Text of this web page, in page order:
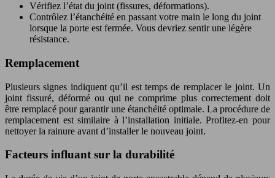
Vérifiez l’état du joint (fissures, déformations).
Contrôlez l’étanchéité en passant votre main le long du joint
lorsque la porte est fermée. Vous devriez sentir une légère
résistance.
Remplacement
Plusieurs signes indiquent qu’il est temps de remplacer le joint. Un
joint fissuré, déformé ou qui ne comprime plus correctement doit
être remplacé pour garantir une étanchéité optimale. La procédure de
remplacement est similaire à l’installation initiale. Profitez-en pour
nettoyer la rainure avant d’installer le nouveau joint.
Facteurs influant sur la durabilité